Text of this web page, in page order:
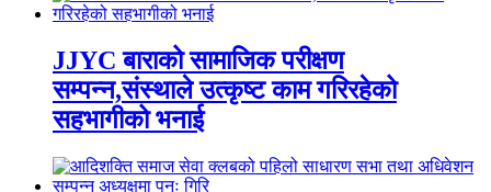
JJYC बाराको सामाजिक परीक्षण
सम्पन्न,संस्थाले उत्कृष्ट काम गरिरहेको
सहभागीको भनाई